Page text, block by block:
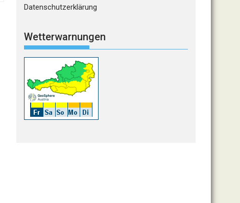
Datenschutzerklärung
Wetterwarnungen